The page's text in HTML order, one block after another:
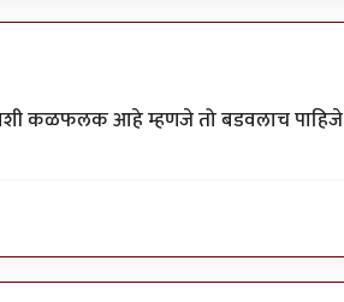
कळफलक आहे म्हणजे तो बडवलाच पाहिजे